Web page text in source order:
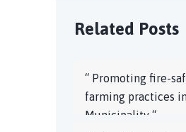
Related Posts
“ Promoting fire-
farming practices
Municipality “